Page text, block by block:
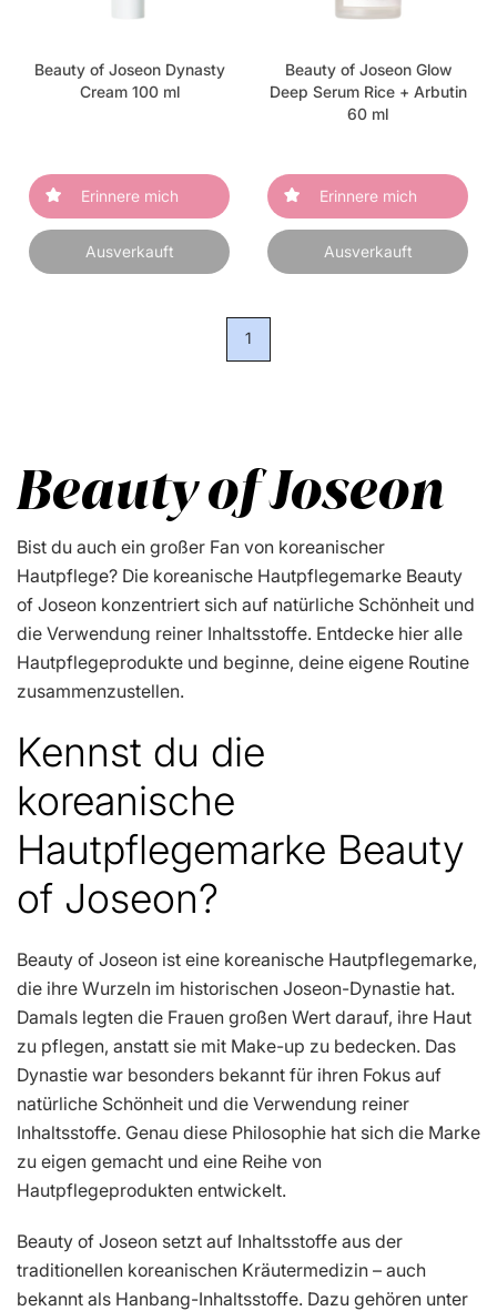
Beauty of Joseon Dynasty
Cream 100 ml
Erinnere mich
Ausverkauft
Beauty of Joseon Glow
Deep Serum Rice + Arbutin
60 ml
Erinnere mich
Ausverkauft
1
Beauty of Joseon
Bist du auch ein großer Fan von koreanischer
Hautpflege? Die koreanische Hautpflegemarke Beauty
of Joseon konzentriert sich auf natürliche Schönheit und
die Verwendung reiner Inhaltsstoffe. Entdecke hier alle
Hautpflegeprodukte und beginne, deine eigene Routine
zusammenzustellen.
Kennst du die
koreanische
Hautpflegemarke Beauty
of Joseon?
Beauty of Joseon ist eine koreanische Hautpflegemarke,
die ihre Wurzeln im historischen Joseon-Dynastie hat.
Damals legten die Frauen großen Wert darauf, ihre Haut
zu pflegen, anstatt sie mit Make-up zu bedecken. Das
Dynastie war besonders bekannt für ihren Fokus auf
natürliche Schönheit und die Verwendung reiner
Inhaltsstoffe. Genau diese Philosophie hat sich die Marke
zu eigen gemacht und eine Reihe von
Hautpflegeprodukten entwickelt.
Beauty of Joseon setzt auf Inhaltsstoffe aus der
traditionellen koreanischen Kräutermedizin – auch
bekannt als Hanbang-Inhaltsstoffe. Dazu gehören unter